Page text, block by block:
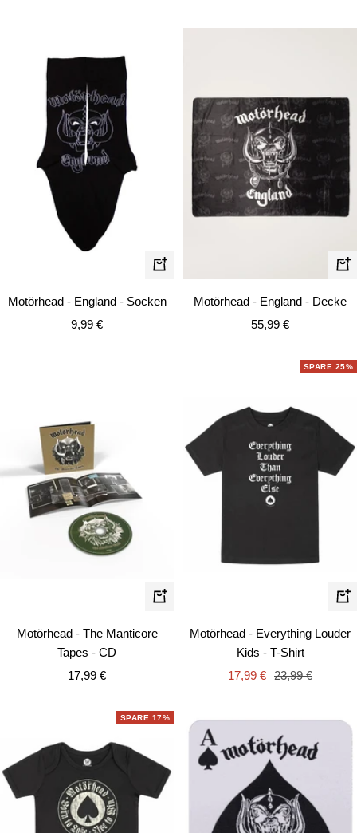
In
Motörhead - England - Socken
Angebotspreis
9,99 €
In
Motörhead - England - Decke
Angebotspreis
55,99 €
In
Motörhead - The Manticore
Tapes - CD
Angebotspreis
17,99 €
SPARE 25%
Motörhead - Everything Louder
Kids - T-Shirt
Angebotspreis
17,99 € Regulärer
23,99 €
SPARE 17%